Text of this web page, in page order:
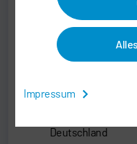
Impressum
Cybersecurity Dürr
Carl-Benz-Str. 34
Deutschland